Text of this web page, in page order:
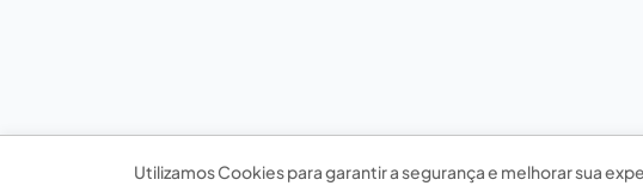
Utilizamos Cookies para garantir a segurança e melhorar sua